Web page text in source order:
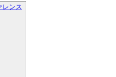
レンス